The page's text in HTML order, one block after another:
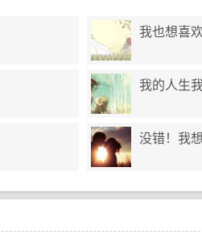
我也想喜
我的人生
没错！我